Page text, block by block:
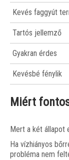
Kevés faggyút
Tartós jellemző
Gyakran érdes
Kevésbé fénylik
Miért
Mert a két állapot
Ha vízhiányos
probléma nem